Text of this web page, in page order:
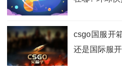
csgo国服开
还是国际服开